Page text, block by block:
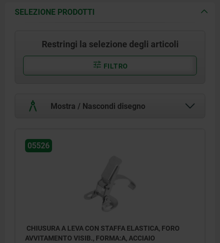
SELEZIONE PRODOTTI
Restringi la selezione degli articoli
FILTRO
Mostra / Nascondi disegno
05526
CHIUSURA A LEVA CON STAFFA ELASTICA, FORO
AVVITAMENTO VISIB., FORMA:A, ACCIAIO